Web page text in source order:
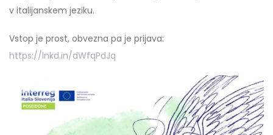
v italijanskem jeziku.
Vstop je prost, obvezna pa je prijava:
https://lnkd.in/dWfqPdJq